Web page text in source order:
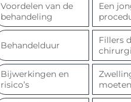
Voordelen van de
behandeling
Een
Behandelduur
Fillers
Bijwerkingen en
risico’s